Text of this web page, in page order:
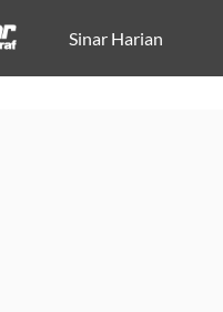
Sinar Harian